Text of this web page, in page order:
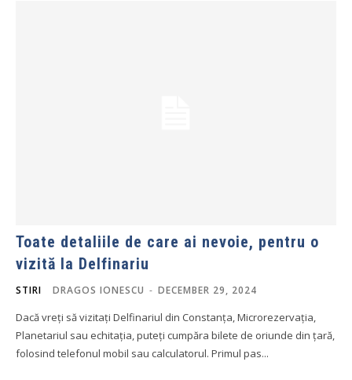
Toate detaliile de care ai nevoie, pentru o
vizită la Delfinariu
STIRI DRAGOS IONESCU - DECEMBER 29, 2024
Dacă vreți să vizitați Delfinariul din Constanța, Microrezervația,
Planetariul sau echitația, puteți cumpăra bilete de oriunde din țară,
folosind telefonul mobil sau calculatorul. Primul pas...